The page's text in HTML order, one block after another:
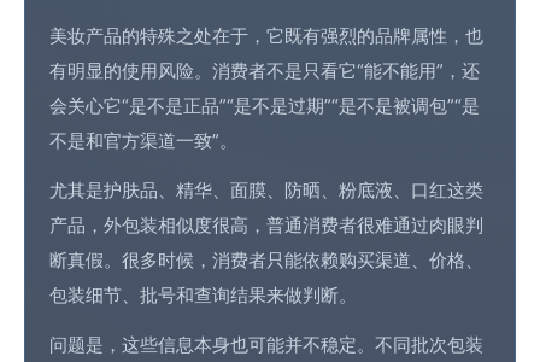
美妆产品的特殊之处在于，它既有强烈的品牌属性，也
有明显的使用风险。消费者不是只看它“能不能用”，还
会关心它“是不是正品”“是不是过期”“是不是被调包”“是
不是和官方渠道一致”。
尤其是护肤品、精华、面膜、防晒、粉底液、口红这类
产品，外包装相似度很高，普通消费者很难通过肉眼判
断真假。很多时候，消费者只能依赖购买渠道、价格、
包装细节、批号和查询结果来做判断。
问题是，这些信息本身也可能并不稳定。不同批次包装